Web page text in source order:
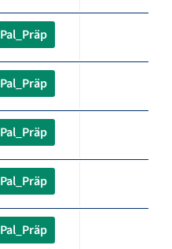
Pal_Präp
Pal_Präp
Pal_Präp
Pal_Präp
Pal_Präp